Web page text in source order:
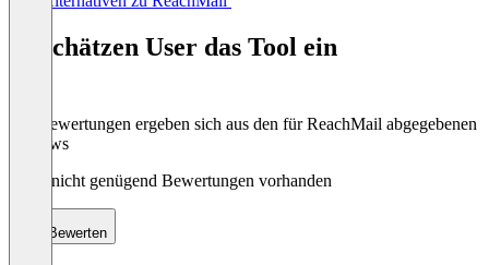
So schätzen User das Tool ein
Die Bewertungen ergeben sich aus den für ReachMail abgegebenen
Reviews
Noch nicht genügend Bewertungen vorhanden
Bewerten